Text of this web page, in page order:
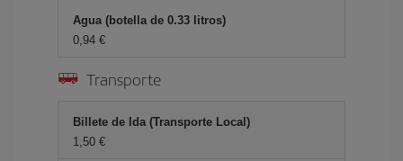
Agua (botella de 0.33 litros)
0,94 €
Transporte
Billete de Ida (Transporte Local)
1,50 €